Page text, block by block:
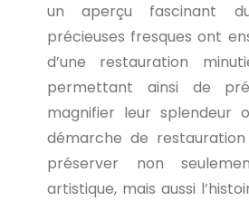
un aperçu fascinant
précieuses fresques ont
d’une restauration
permettant ainsi de
magnifier leur splendeur
démarche de
préserver non
artistique, mais aussi